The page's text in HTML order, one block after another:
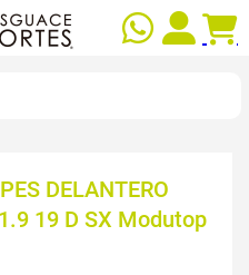
DELANTERO
19 D SX Modutop